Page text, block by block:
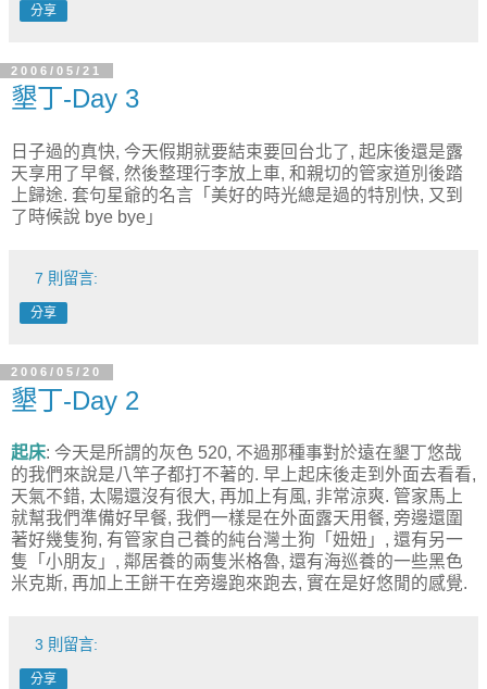
分享
2006/05/21
墾丁-Day 3
日子過的真快, 今天假期就要結束要回台北了, 起床後還是露
天享用了早餐, 然後整理行李放上車, 和親切的管家道別後踏
上歸途. 套句星爺的名言「美好的時光總是過的特別快, 又到
了時候說 bye bye」
7 則留言:
分享
2006/05/20
墾丁-Day 2
起床: 今天是所謂的灰色 520, 不過那種事對於遠在墾丁悠哉
的我們來說是八竿子都打不著的. 早上起床後走到外面去看看,
天氣不錯, 太陽還沒有很大, 再加上有風, 非常涼爽. 管家馬上
就幫我們準備好早餐, 我們一樣是在外面露天用餐, 旁邊還圍
著好幾隻狗, 有管家自己養的純台灣土狗「妞妞」, 還有另一
隻「小朋友」, 鄰居養的兩隻米格魯, 還有海巡養的一些黑色
米克斯, 再加上王餅干在旁邊跑來跑去, 實在是好悠閒的感覺.
3 則留言:
分享